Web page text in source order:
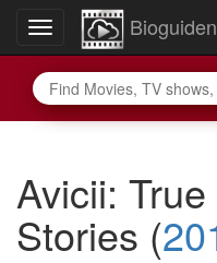
Toggle
navigation
Bioguiden
Avicii: True
Stories (